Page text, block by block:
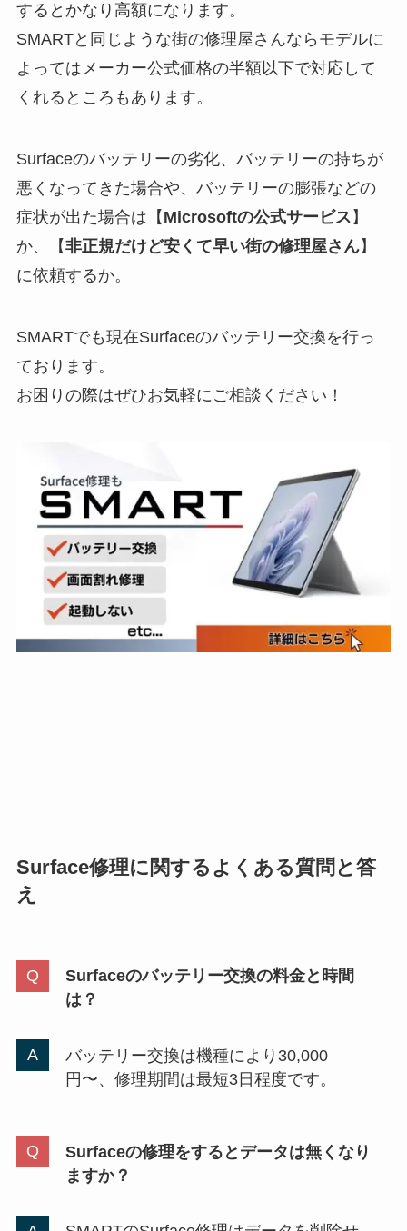
するとかなり高額になります。
SMARTと同じような街の修理屋さんならモデルに
よってはメーカー公式価格の半額以下で対応して
くれるところもあります。
Surfaceのバッテリーの劣化、バッテリーの持ちが
悪くなってきた場合や、バッテリーの膨張などの
症状が出た場合は【 Microsoftの公式サービス 】
か、【非正規だけど安くて早い街の修理屋さん】
に依頼するか。
SMARTでも現在Surfaceのバッテリー交換を行っ
ております。
お困りの際はぜひお気軽にご相談ください！
Surface修理に関するよくある質問と答
え
Surfaceのバッテリー交換の料金と時間
は？
バッテリー交換は機種により30,000
円〜、修理期間は最短3日程度です。
Surfaceの修理をするとデータは無くなり
ますか？